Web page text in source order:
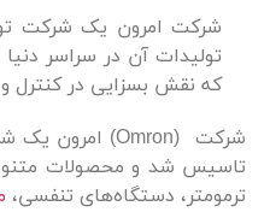
شرکت امرون یک شرکت
تولیدات آن در سراسر
که نقش بسزایی در کنترل و
تاسیس شد و محصولات
ترمومتر، دستگاه‌های تنفسی،